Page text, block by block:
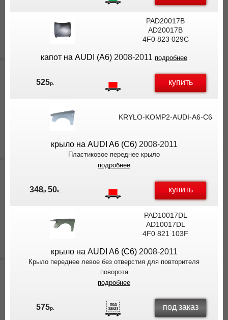
PAD20017B
AD20017B
4F0 823 029C
капот на AUDI (A6) 2008-2011 подробнее
525р. купить
KRYLO-KOMP2-AUDI-A6-C6
крыло на AUDI A6 (C6)2008-2011
Пластиковое переднее крыло
подробнее
348р. 50к. купить
PAD10017DL
AD10017DL
4F0 821 103F
крыло на AUDI A6 (C6)2008-2011
Крыло переднее левое без отверстия для повторителя
поворота
подробнее
575р. под заказ